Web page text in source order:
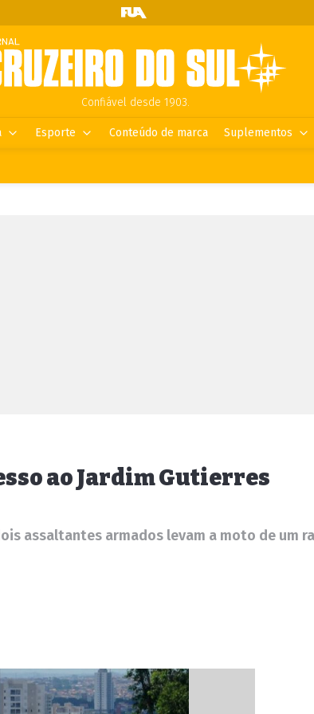
Confiável desde 1903.
Esporte Conteúdo de marca Suplementos
ao Jardim Gutierres
assaltantes armados levam a moto de um